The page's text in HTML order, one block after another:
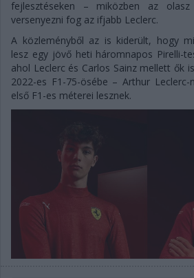
fejlesztéseken – miközben az
versenyezni fog az ifjabb Leclerc.
A közleményből az is kiderült, hogy
lesz egy jövő heti háromnapos Pirelli-
ahol Leclerc és Carlos Sainz mellett ők
2022-es F1-75-ösébe – Arthur
első F1-es méterei lesznek.